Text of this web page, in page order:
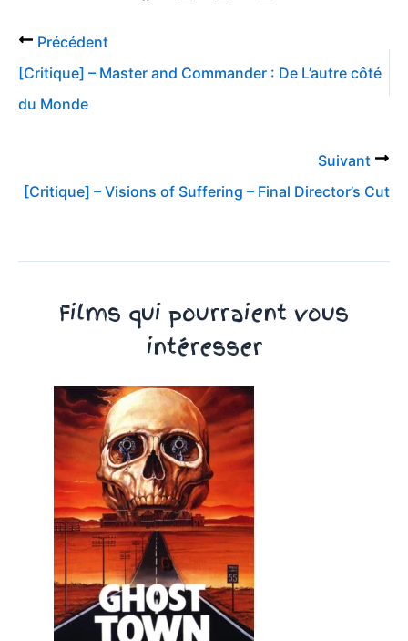
Précédent
[Critique] – Master and Commander : De L’autre côté
du Monde
Suivant
[Critique] – Visions of Suffering – Final Director’s Cut
Films qui pourraient vous
intéresser